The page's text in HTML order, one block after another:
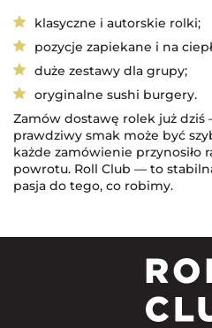
klasyczne i autorskie rolki;
pozycje zapiekane i na
duże zestawy dla grupy;
oryginalne sushi burgery.
Zamów dostawę rolek już dziś
prawdziwy smak może być
każde zamówienie przynosiło
powrotu. Roll Club — to
pasja do tego, co robimy.